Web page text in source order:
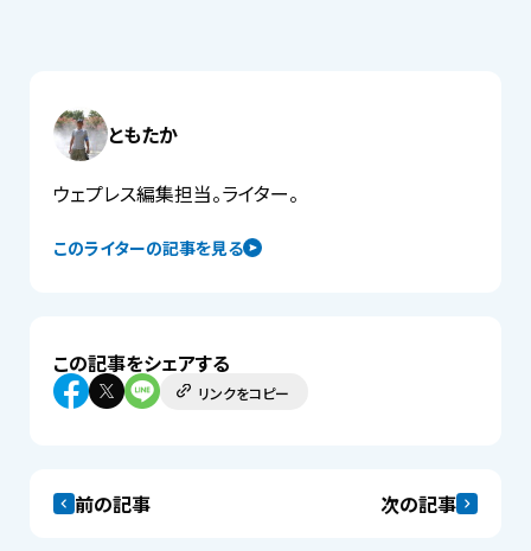
ともたか
このライターの記事を見る
ウェプレス編集担当。ライター。
この記事をシェアする
リンクをコピー
前の記事 次の記事